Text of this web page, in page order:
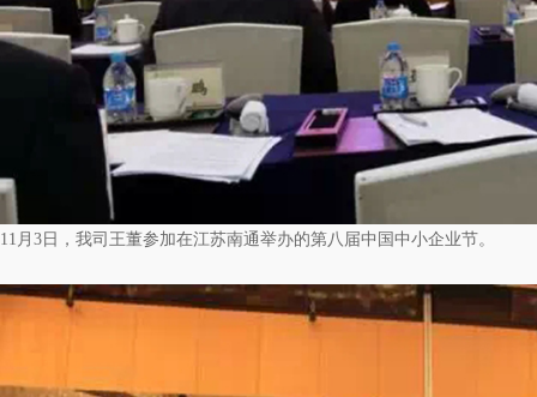
11月3日，我司王董参加在江苏南通举办的第八届中国中小企业节。